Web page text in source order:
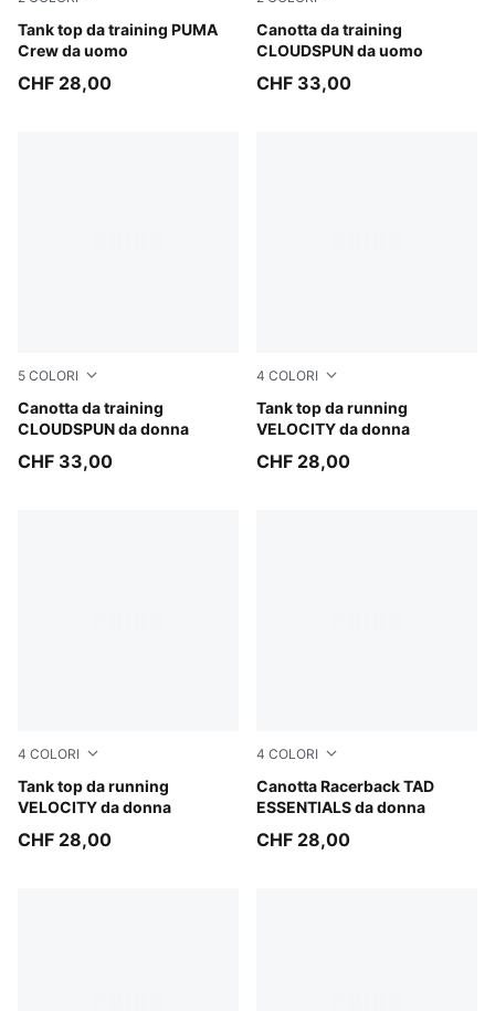
Tank top da training PUMA
Crew da uomo
Puma Black
CHF 28,00
Canotta da training
CLOUDSPUN da uomo
Créme De Mint
CHF 33,00
5 COLORI
Canotta da training
CLOUDSPUN da donna
Puma Black
CHF 33,00
4 COLORI
Tank top da running
VELOCITY da donna
Puma Black
CHF 28,00
4 COLORI
Tank top da running
VELOCITY da donna
Light Lavender
CHF 28,00
4 COLORI
Canotta Racerback TAD
ESSENTIALS da donna
Puma Black
CHF 28,00